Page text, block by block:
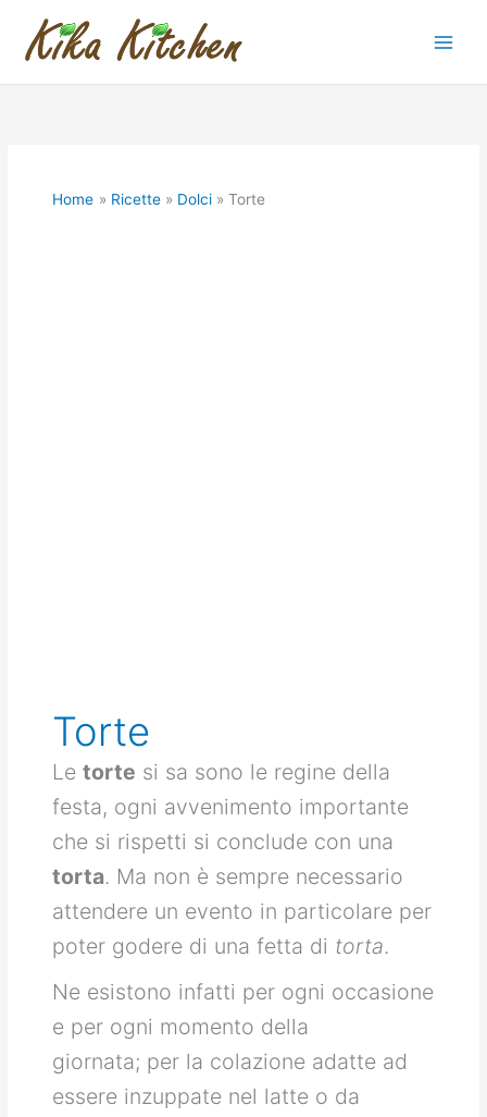
contenuto
Home Ricette Dolci Torte
Torte
Letorte si sa sono le regine della
festa, ogni avvenimento importante
che si rispetti si conclude con una
torta. Ma non è sempre necessario
attendere un evento in particolare per
poter godere di una fetta di torta.
Ne esistono infatti per ogni occasione
e per ogni momento della
giornata; per la colazione adatte ad
essere inzuppate nel latte o da